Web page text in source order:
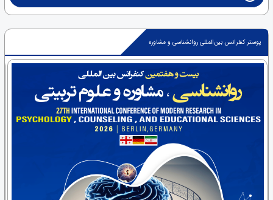
پوستر کنفرانس بین‌المللی روانشناسی و مشاوره